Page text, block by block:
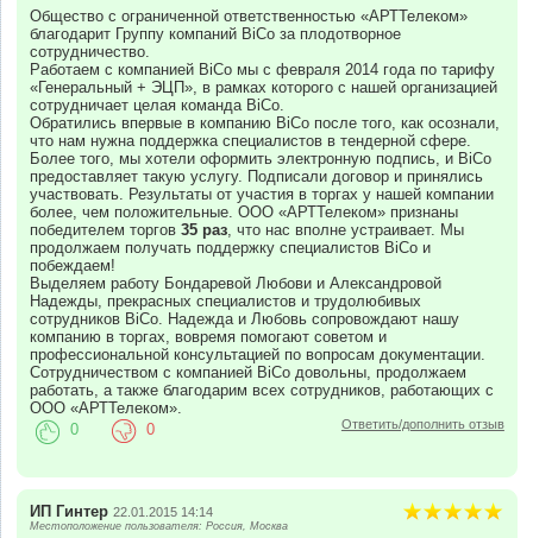
Общество с ограниченной ответственностью «АРТТелеком»
благодарит Группу компаний BiCo за плодотворное
сотрудничество.
Работаем с компанией BiCo мы с февраля 2014 года по тарифу
«Генеральный + ЭЦП», в рамках которого с нашей организацией
сотрудничает целая команда BiCo.
Обратились впервые в компанию BiCo после того, как осознали,
что нам нужна поддержка специалистов в тендерной сфере.
Более того, мы хотели оформить электронную подпись, и BiCo
предоставляет такую услугу. Подписали договор и принялись
участвовать. Результаты от участия в торгах у нашей компании
более, чем положительные. ООО «АРТТелеком» признаны
победителем торгов35 раз , что нас вполне устраивает. Мы
продолжаем получать поддержку специалистов BiCo и
побеждаем!
Выделяем работу Бондаревой Любови и Александровой
Надежды, прекрасных специалистов и трудолюбивых
сотрудников BiCo. Надежда и Любовь сопровождают нашу
компанию в торгах, вовремя помогают советом и
профессиональной консультацией по вопросам документации.
Сотрудничеством с компанией BiCo довольны, продолжаем
работать, а также благодарим всех сотрудников, работающих с
ООО «АРТТелеком».
Ответить/дополнить отзыв
0 0
ИП Гинтер 22.01.2015 14:14
Местоположение пользователя: Россия, Москва